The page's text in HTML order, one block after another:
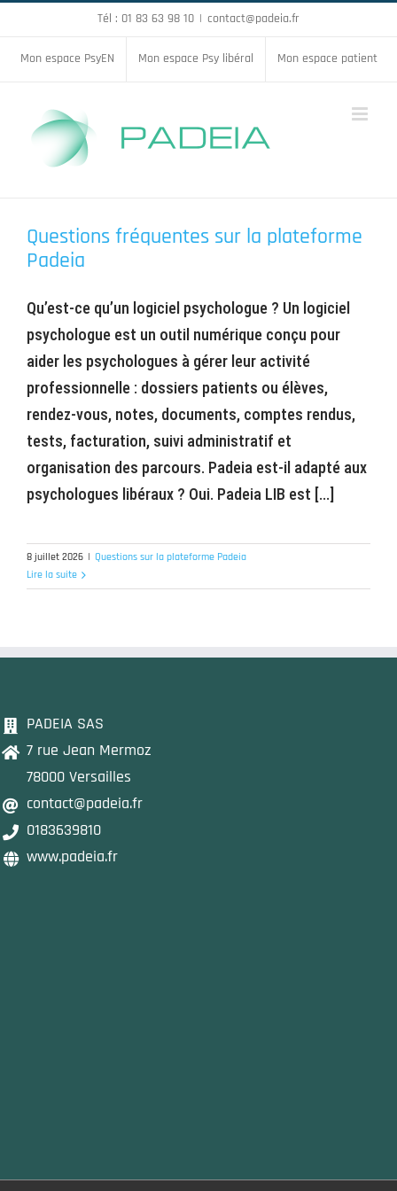
contenu
Tél : 01 83 63 98 10 | contact@padeia.fr
Mon espace PsyEN Mon espace Psy libéral Mon espace patient
Questions fréquentes sur la plateforme
Padeia
Qu’est-ce qu’un logiciel psychologue ? Un logiciel
psychologue est un outil numérique conçu pour
aider les psychologues à gérer leur activité
professionnelle : dossiers patients ou élèves,
rendez-vous, notes, documents, comptes rendus,
tests, facturation, suivi administratif et
organisation des parcours. Padeia est-il adapté aux
psychologues libéraux ? Oui. Padeia LIB est [...]
8 juillet 2026 | Questions sur la plateforme Padeia
Lire la suite
PADEIA SAS
7 rue Jean Mermoz
78000 Versailles
contact@padeia.fr
0183639810
www.padeia.fr